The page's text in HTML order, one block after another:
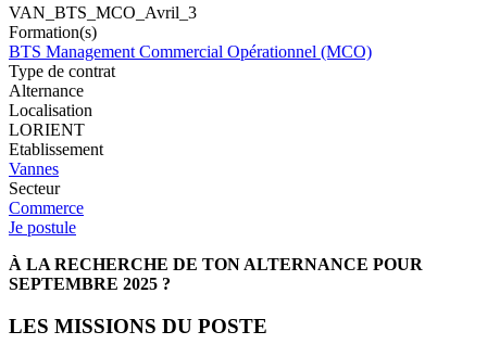
VAN_BTS_MCO_Avril_3
Formation(s)
BTS Management Commercial Opérationnel (MCO)
Type de contrat
Alternance
Localisation
LORIENT
Etablissement
Vannes
Secteur
Commerce
Je postule
À LA RECHERCHE DE TON ALTERNANCE POUR
SEPTEMBRE 2025 ?
LES MISSIONS DU POSTE